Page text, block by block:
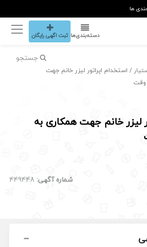
ها
دسته‌بندی‌ها ثبت اگهی رایگان
جستجو
/ استخدام اپراتور لیزر خانم جهت
وقت
لیزر خانم جهت همکاری به
شماره آگهی: 449448